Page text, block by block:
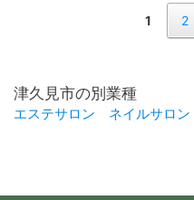
1 2
津久見市の別業種
エステサロン ネイルサロン